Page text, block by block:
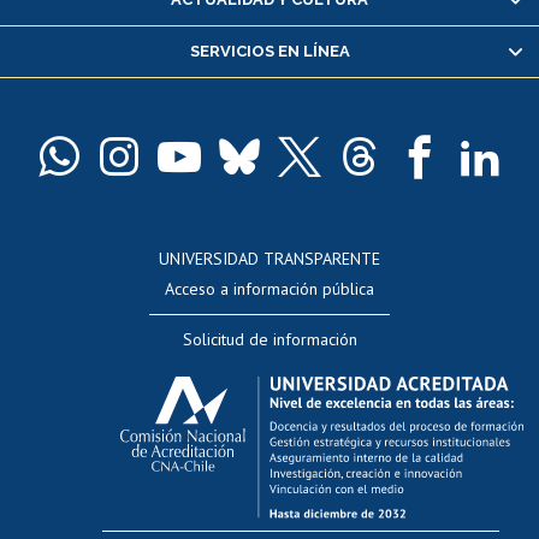
Servicio médico y dental
Pago de arancel y crédito alumnos
Docentes
Evaluación docente
Calificación académica
Postulación al AUCAI
Funcionarias/os
Cursos internos de capacitación
Bienestar del personal
SERVICIOS EN LÍNEA
UNIVERSIDAD TRANSPARENTE
Acceso a información pública
Solicitud de información